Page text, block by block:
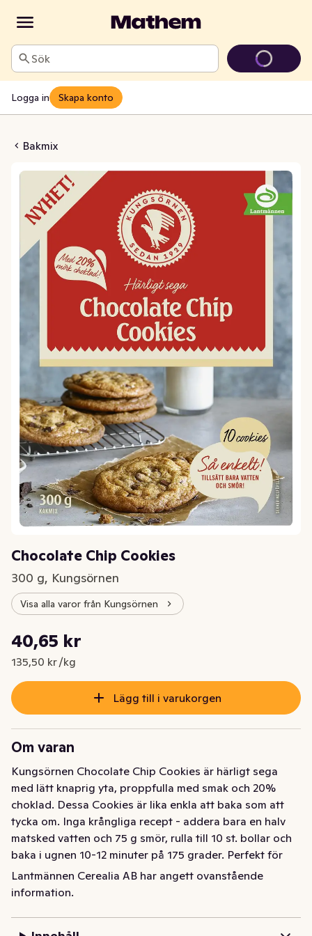
Sök
Logga in Skapa konto
Bakmix
Chip Cookies
Chocolate Chip Cookies
300 g, Kungsörnen
Visa alla varor från Kungsörnen
Nuvarande pris är: 40,65 kr
40,65 kr
135,50 kr /kg
Styckpris: 135,50 kr /kg
Lägg till i varukorgen
Om varan
Kungsörnen Chocolate Chip Cookies är härligt sega
med lätt knaprig yta, proppfulla med smak och 20%
choklad. Dessa Cookies är lika enkla att baka som att
tycka om. Inga krångliga recept - addera bara en halv
matsked vatten och 75 g smör, rulla till 10 st. bollar och
baka i ugnen 10-12 minuter på 175 grader. Perfekt för
hela familjen att baka tillsammans. Smidigt, enkelt och
otroligt gott! En förpackning räcker till 10 cookies.
Lantmännen Cerealia AB har angett ovanstående
information.